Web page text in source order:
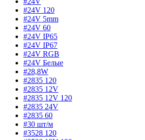
#24V 120
#24V 5mm
#24V 60
#24V IP65
#24V IP67
#24V RGB
#24V Белые
#28,8W
#2835 120
#2835 12V
#2835 12V 120
#2835 24V
#2835 60
#30 шт/м
#3528 120